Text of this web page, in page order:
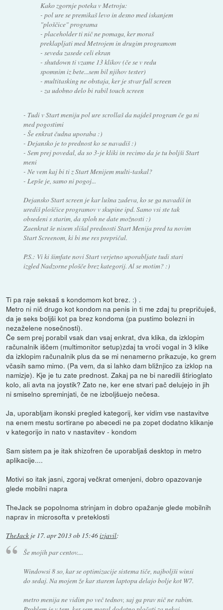
Kako zgornje poteka v Metroju:
- pol ure se premikaš levo in desno med iskanjem
"ploščice" programa
- placeholder ti nič ne pomaga, ker moraš
preklapljati med Metrojem in drugim programom
- seveda zasede celi ekran
- shutdown ti vzame 13 klikov (če se v redu
spomnim iz bete...sem bil njihov tester)
- multitasking ne obstaja, ker je stvar full screen
- za udobno delo bi rabil touch screen
- Tudi v Start meniju pol ure scrollaš da najdeš program če ga ni
med pogostimi
- Še enkrat čudna uporaba :)
- Dejansko je to prednost ko se navadiš :)
- Sem prej povedal, da so 3-je kliki in recimo da je tu boljši Start
meni
- Ne vem kaj bi ti z Start Menijem multi-taskal?
- Lepše je, samo ni pogoj...
Dejansko Start screen je kar lušna zadeva, ko se ga navadiš in
urediš ploščice programov v skupine ipd. Samo vsi ste tak
obsedeni s starim, da sploh ne date možnosti :)
Zaenkrat še nisem slišal prednosti Start Menija pred ta novim
Start Screenom, ki bi me res prepričal.
P.S.: Vi ki šimfate novi Start verjetno uporabljate tudi stari
izgled Nadzorne plošče brez kategorij. Al se motim? :)
Ti pa raje seksaš s kondomom kot brez. :) .
Metro ni nič drugo kot kondom na penis in ti me zdaj tu prepričuješ,
da je seks boljši kot pa brez kondoma (pa pustimo bolezni in
nezaželene nosečnosti).
Če sem prej porabil vsak dan vsaj enkrat, dva klika, da izklopim
računalnik iščem (multimonitor setup)zdaj ta vroči vogal in 3 klike
da izklopim računalnik plus da se mi nenamerno prikazuje, ko grem
včasih samo mimo. (Pa vem, da si lahko dam bližnjico za izklop na
namizje). Kje je tu zate prednost. Zakaj pa ne bi naredili štirioglato
kolo, ali avta na joystik? Zato ne, ker ene stvari pač delujejo in jih
ni smiselno spreminjati, če ne izboljšuejo nečesa.
Ja, uporabljam ikonski pregled kategorij, ker vidim vse nastavitve
na enem mestu sortirane po abecedi ne pa zopet dodatno klikanje
v kategorijo in nato v nastavitev - kondom
Sam sistem pa je itak shizofren če uporabljaš desktop in metro
aplikacije....
Motivi so itak jasni, zgoraj večkrat omenjeni, dobro opazovanje
glede mobilni napra
TheJack se popolnoma strinjam in dobro opažanje glede mobilnih
naprav in microsofta v preteklosti
TheJack je 17. apr 2013 ob 15:46izjavil:
Še mojih par centov....
Windowsi 8 so, kar se optimizacije sistema tiče, najboljši winsi
do sedaj. Na mojem že kar starem laptopu delajo bolje kot W7.
metro menija ne vidim po več tednov, saj ga prav nič ne rabim.